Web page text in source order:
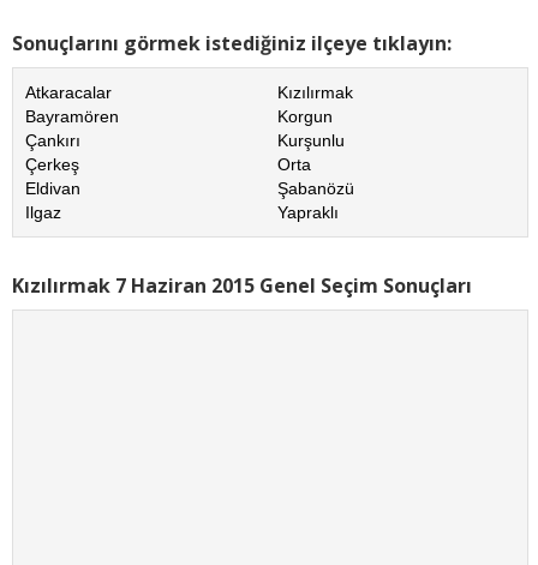
Sonuçlarını görmek istediğiniz ilçeye tıklayın:
Atkaracalar
Bayramören
Çankırı
Çerkeş
Eldivan
Ilgaz
Kızılırmak
Korgun
Kurşunlu
Orta
Şabanözü
Yapraklı
Kızılırmak 7 Haziran 2015 Genel Seçim Sonuçları